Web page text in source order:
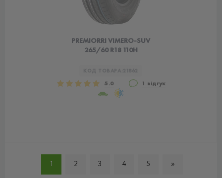
PREMIORRI VIMERO-SUV
265/60 R18 110H
5.0 1 відгук
1 2 3 4 5 »